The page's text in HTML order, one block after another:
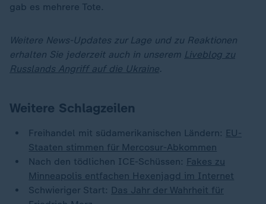
gab es mehrere Tote.
Weitere News-Updates zur Lage und zu Reaktionen
erhalten Sie jederzeit auch in unserem Liveblog zu
Russlands Angriff auf die Ukraine.
Weitere Schlagzeilen
Freihandel mit südamerikanischen Ländern: EU-
Staaten stimmen für Mercosur-Abkommen
Nach den tödlichen ICE-Schüssen: Fakes zu
Minneapolis entfachen Hexenjagd im Internet
Schwieriger Start: Das Jahr der Wahrheit für